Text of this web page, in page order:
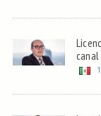
canal